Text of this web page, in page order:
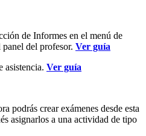
de Informes en el menú de
del profesor. Ver guía
asistencia. Ver guía
podrás crear exámenes desde esta
asignarlos a una actividad de tipo